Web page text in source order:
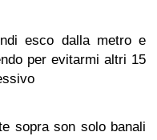
esco dalla metro e
per evitarmi altri 15
sopra son solo banali